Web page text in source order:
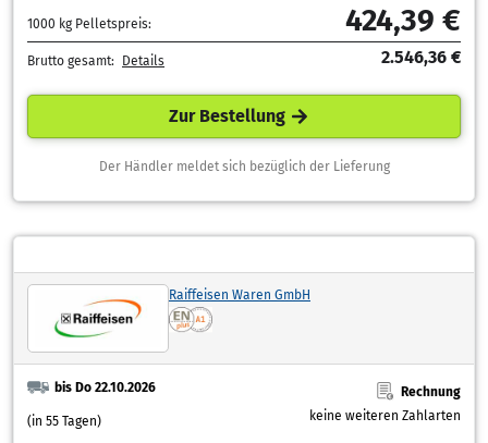
1000 kg Pelletspreis: 424,39 €
Brutto gesamt: Details 2.546,36 €
Zur Bestellung
Der Händler meldet sich bezüglich der Lieferung
Raiffeisen Waren GmbH
bis Do 22.10.2026
(in 55 Tagen)
Rechnung
keine weiteren Zahlarten